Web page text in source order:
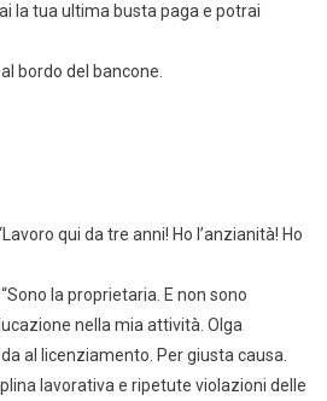
la tua ultima busta paga e potrai
bordo del bancone.
qui da tre anni! Ho l’anzianità! Ho
la proprietaria. E non sono
nella mia attività. Olga
al licenziamento. Per giusta causa.
lavorativa e ripetute violazioni delle